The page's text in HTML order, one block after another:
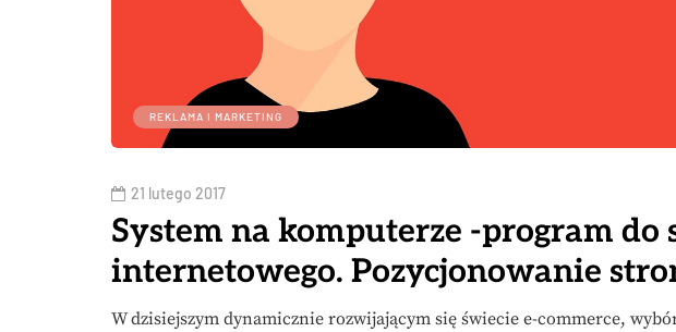
REKLAMA I MARKETING
21 lutego 2017
System na komputerze -program do
internetowego. Pozycjonowanie
W dzisiejszym dynamicznie rozwijającym się świecie e-commerce,